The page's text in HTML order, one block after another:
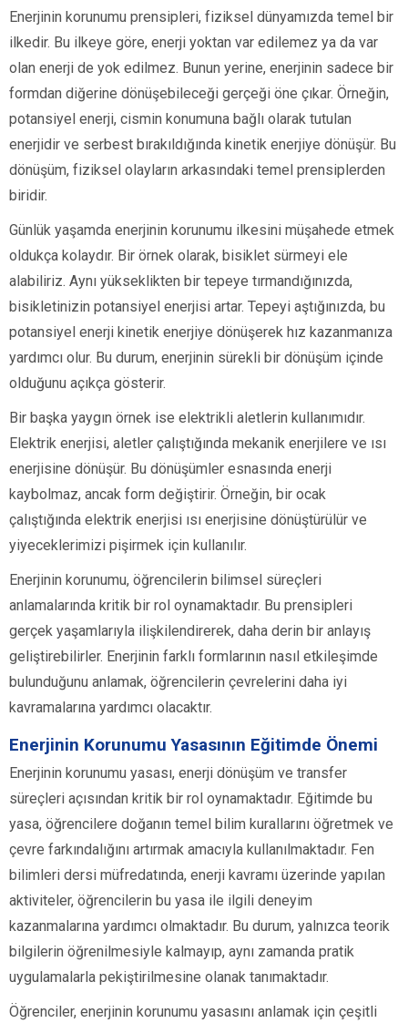
Enerjinin korunumu prensipleri, fiziksel dünyamızda temel bir
ilkedir. Bu ilkeye göre, enerji yoktan var edilemez ya da var
olan enerji de yok edilmez. Bunun yerine, enerjinin sadece bir
formdan diğerine dönüşebileceği gerçeği öne çıkar. Örneğin,
potansiyel enerji, cismin konumuna bağlı olarak tutulan
enerjidir ve serbest bırakıldığında kinetik enerjiye dönüşür. Bu
dönüşüm, fiziksel olayların arkasındaki temel prensiplerden
biridir.
Günlük yaşamda enerjinin korunumu ilkesini müşahede etmek
oldukça kolaydır. Bir örnek olarak, bisiklet sürmeyi ele
alabiliriz. Aynı yükseklikten bir tepeye tırmandığınızda,
bisikletinizin potansiyel enerjisi artar. Tepeyi aştığınızda, bu
potansiyel enerji kinetik enerjiye dönüşerek hız kazanmanıza
yardımcı olur. Bu durum, enerjinin sürekli bir dönüşüm içinde
olduğunu açıkça gösterir.
Bir başka yaygın örnek ise elektrikli aletlerin kullanımıdır.
Elektrik enerjisi, aletler çalıştığında mekanik enerjilere ve ısı
enerjisine dönüşür. Bu dönüşümler esnasında enerji
kaybolmaz, ancak form değiştirir. Örneğin, bir ocak
çalıştığında elektrik enerjisi ısı enerjisine dönüştürülür ve
yiyeceklerimizi pişirmek için kullanılır.
Enerjinin korunumu, öğrencilerin bilimsel süreçleri
anlamalarında kritik bir rol oynamaktadır. Bu prensipleri
gerçek yaşamlarıyla ilişkilendirerek, daha derin bir anlayış
geliştirebilirler. Enerjinin farklı formlarının nasıl etkileşimde
bulunduğunu anlamak, öğrencilerin çevrelerini daha iyi
kavramalarına yardımcı olacaktır.
Enerjinin Korunumu Yasasının Eğitimde Önemi
Enerjinin korunumu yasası, enerji dönüşüm ve transfer
süreçleri açısından kritik bir rol oynamaktadır. Eğitimde bu
yasa, öğrencilere doğanın temel bilim kurallarını öğretmek ve
çevre farkındalığını artırmak amacıyla kullanılmaktadır. Fen
bilimleri dersi müfredatında, enerji kavramı üzerinde yapılan
aktiviteler, öğrencilerin bu yasa ile ilgili deneyim
kazanmalarına yardımcı olmaktadır. Bu durum, yalnızca teorik
bilgilerin öğrenilmesiyle kalmayıp, aynı zamanda pratik
uygulamalarla pekiştirilmesine olanak tanımaktadır.
Öğrenciler, enerjinin korunumu yasasını anlamak için çeşitli